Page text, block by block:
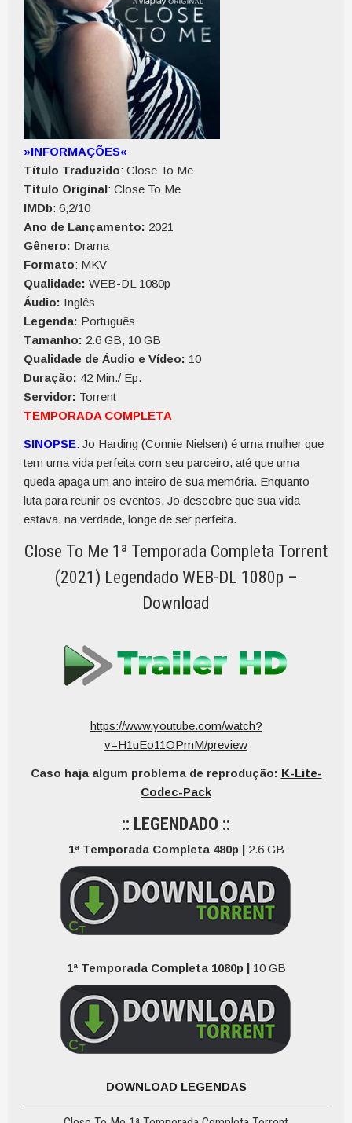
»INFORMAÇÕES«
Título Traduzido: Close To Me
Título Original: Close To Me
IMDb: 6,2/10
Ano de Lançamento: 2021
Gênero: Drama
Formato: MKV
Qualidade: WEB-DL 1080p
Áudio: Inglês
Legenda: Português
Tamanho: 2.6 GB, 10 GB
Qualidade de Áudio e Vídeo: 10
Duração: 42 Min./ Ep.
Servidor: Torrent
TEMPORADA COMPLETA
SINOPSE: Jo Harding (Connie Nielsen) é uma mulher que
tem uma vida perfeita com seu parceiro, até que uma
queda apaga um ano inteiro de sua memória. Enquanto
luta para reunir os eventos, Jo descobre que sua vida
estava, na verdade, longe de ser perfeita.
Close To Me 1ª Temporada Completa Torrent
(2021) Legendado WEB-DL 1080p –
Download
https://www.youtube.com/watch?
v=H1uEo11OPmM/preview
Caso haja algum problema de reprodução: K-Lite-
Codec-Pack
:: LEGENDADO ::
1ª Temporada Completa 480p | 2.6 GB
1ª Temporada Completa 1080p | 10 GB
DOWNLOAD LEGENDAS